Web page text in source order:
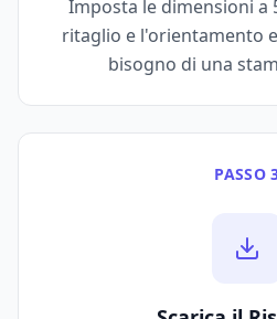
Imposta le dimensioni a
ritaglio e l'orientamento
bisogno di una
PASSO